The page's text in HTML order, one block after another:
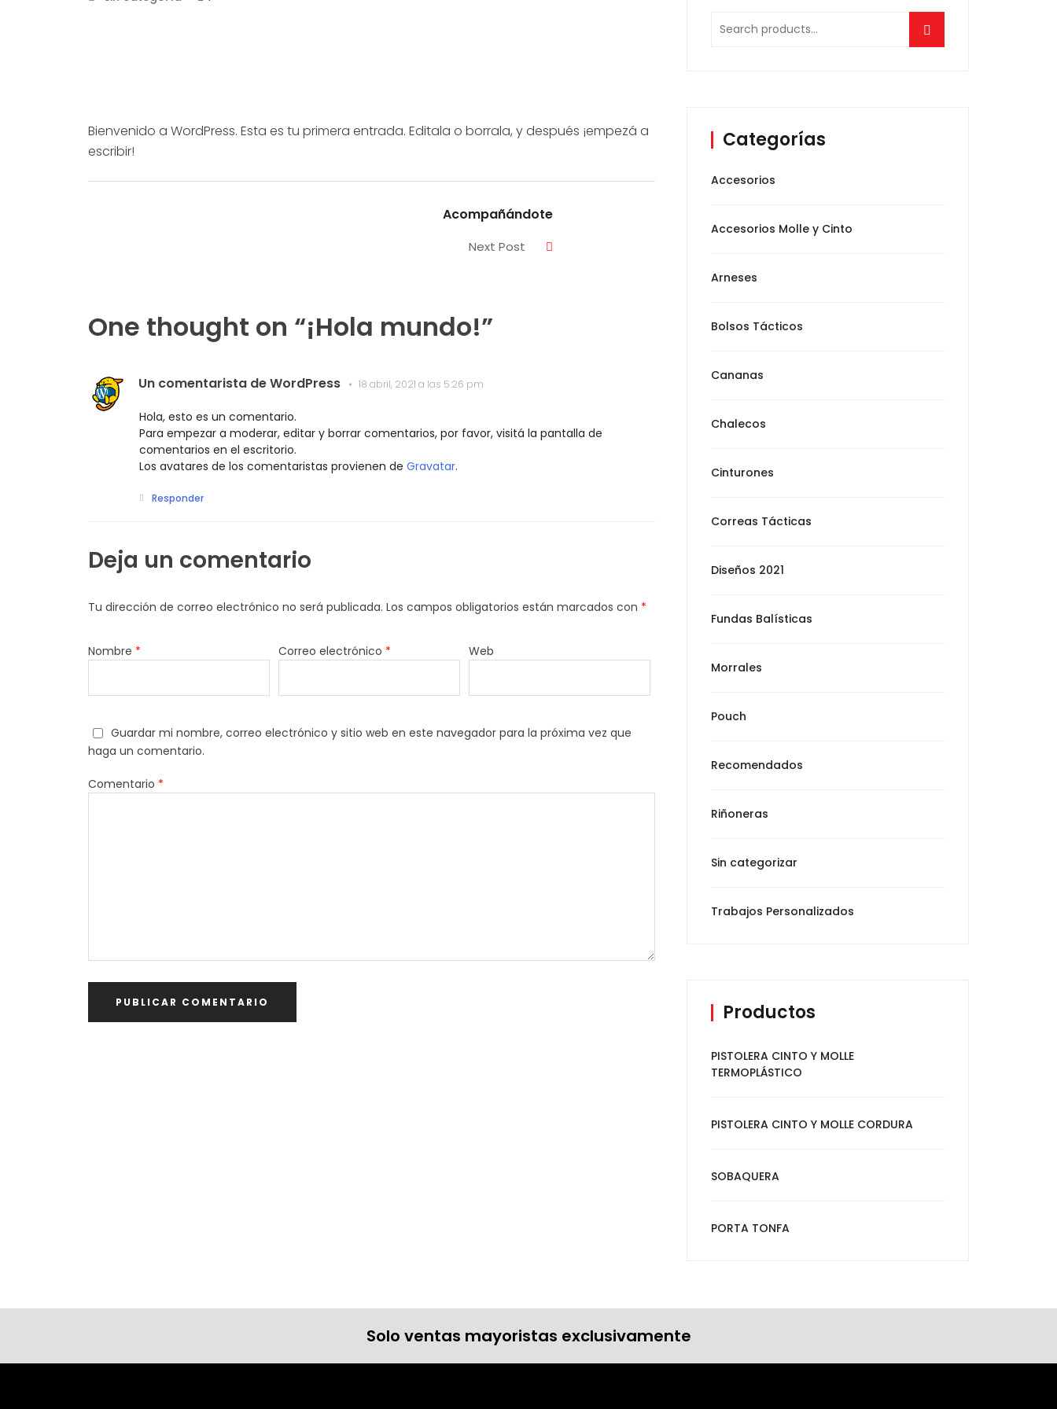
Diseños 2021
Riñoneras
Bienvenido a WordPress. Esta es tu primera entrada. Editala o borrala, y después ¡empezá a
escribir!
Acompañándote
Next Post
One thought on “¡Hola mundo!”
Un comentarista de WordPress 18 abril, 2021 a las 5:26 pm
Hola, esto es un comentario.
Para empezar a moderar, editar y borrar comentarios, por favor, visitá la pantalla de
comentarios en el escritorio.
Los avatares de los comentaristas provienen de Gravatar.
Responder
Deja un comentario
Tu dirección de correo electrónico no será publicada. Los campos obligatorios están marcados con *
Nombre * Correo electrónico * Web
Guardar mi nombre, correo electrónico y sitio web en este navegador para la próxima vez que
haga un comentario.
Comentario *
Search
for:
Categorías
Accesorios
Accesorios Molle y Cinto
Arneses
Bolsos Tácticos
Cananas
Chalecos
Cinturones
Correas Tácticas
Diseños 2021
Fundas Balísticas
Morrales
Pouch
Recomendados
Riñoneras
Sin categorizar
Trabajos Personalizados
Productos
PISTOLERA CINTO Y MOLLE
TERMOPLÁSTICO
PISTOLERA CINTO Y MOLLE CORDURA
SOBAQUERA
PORTA TONFA
Solo ventas mayoristas exclusivamente